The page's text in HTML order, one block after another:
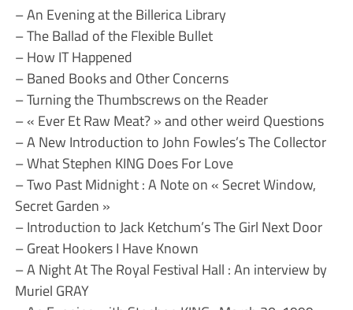
– An Evening at the Billerica Library
– The Ballad of the Flexible Bullet
– How IT Happened
– Baned Books and Other Concerns
– Turning the Thumbscrews on the Reader
– « Ever Et Raw Meat? » and other weird Questions
– A New Introduction to John Fowles’s The Collector
– What Stephen KING Does For Love
– Two Past Midnight : A Note on « Secret Window,
Secret Garden »
– Introduction to Jack Ketchum’s The Girl Next Door
– Great Hookers I Have Known
– A Night At The Royal Festival Hall : An interview by
Muriel GRAY